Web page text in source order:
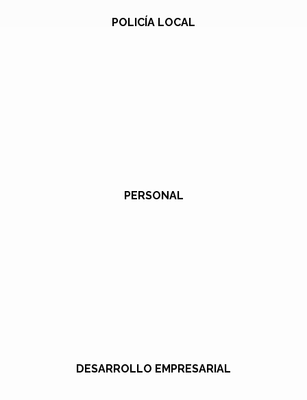
POLICÍA LOCAL
PERSONAL
DESARROLLO EMPRESARIAL